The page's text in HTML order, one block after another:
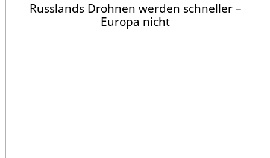
Russlands Drohnen werden schneller –
Europa nicht